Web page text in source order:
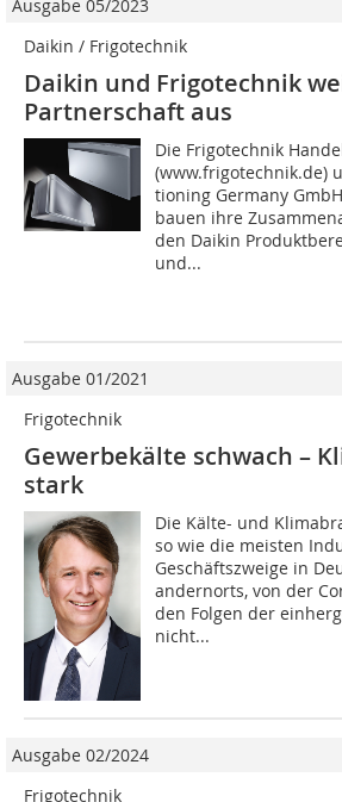
Ausgabe 05/2023
Daikin / Frigotechnik
Daikin und Frigotechnik
Partnerschaft aus
Die Frigotechnik
(www.frigotechnik.de)
tioning Germany
bauen ihre
den Daikin
und...
Ausgabe 01/2021
Frigotechnik
Gewerbekälte schwach –
stark
Die Kälte- und
so wie die meisten
Geschäftszweige in
andernorts, von der
den Folgen der
nicht...
Ausgabe 02/2024
Frigotechnik